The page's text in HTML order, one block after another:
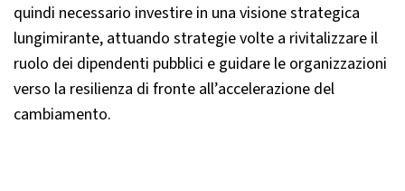
quindi necessario investire in una visione strategica
lungimirante, attuando strategie volte a rivitalizzare il
ruolo dei dipendenti pubblici e guidare le organizzazioni
verso la resilienza di fronte all’accelerazione del
cambiamento.